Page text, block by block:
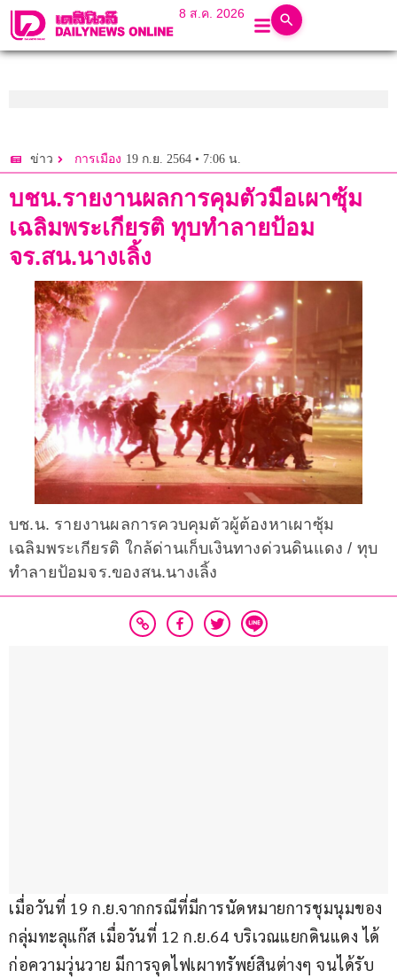
8 ส.ค. 2026
ข่าว การเมือง 19 ก.ย. 2564 • 7:06 น.
บชน.รายงานผลการคุมตัวมือเผาซุ้ม
เฉลิมพระเกียรติ ทุบทำลายป้อม
จร.สน.นางเลิ้ง
บช.น. รายงานผลการควบคุมตัวผู้ต้องหาเผาซุ้ม
เฉลิมพระเกียรติ ใกล้ด่านเก็บเงินทางด่วนดินแดง / ทุบ
ทำลายป้อมจร.ของสน.นางเลิ้ง
เมื่อวันที่ 19 ก.ย.จากกรณีที่มีการนัดหมายการชุมนุมของ
กลุ่มทะลุแก๊ส เมื่อวันที่ 12 ก.ย.64 บริเวณแยกดินแดง ได้
ก่อความวุ่นวาย มีการจุดไฟเผาทรัพย์สินต่างๆ จนได้รับ